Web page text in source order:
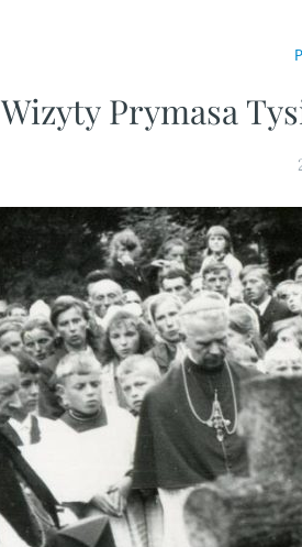
Wizyty Prymasa